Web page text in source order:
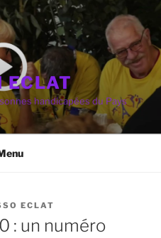
ECLAT
handicapées du Pays
ECLAT
: un numéro